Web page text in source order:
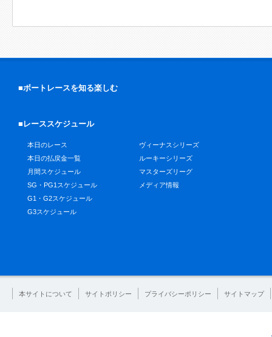
■ボートレースを知る楽しむ
■レーススケジュール
本日のレース
本日の払戻金一覧
月間スケジュール
SG・PG1スケジュール
G1・G2スケジュール
G3スケジュール
ヴィーナスシリーズ
ルーキーシリーズ
マスターズリーグ
メディア情報
本サイトについて サイトポリシー プライバシーポリシー サイトマップ